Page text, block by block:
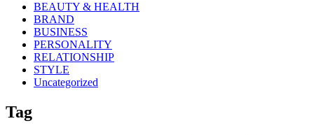
BEAUTY & HEALTH
BRAND
BUSINESS
PERSONALITY
RELATIONSHIP
STYLE
Uncategorized
Tag